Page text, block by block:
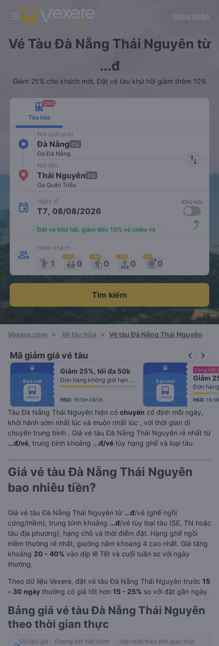
Tải app Vexere ngay!
Nhận ưu đãi thành viên độc
Mở app
Tải app Vexere
-30k/ghế khi đặt vé máy bay qua
Mở app
Đăng nhập
Vé Tàu Đà Nẵng Thái Nguyên từ
...đ
Giảm 25% cho khách mới, Đặt vé tàu khứ hồi giảm thêm 10%
Tàu hỏa
-25%
Nơi xuất phát
Đà Nẵng CŨ
Ga Đà Nẵng
import_export
Nơi đến
Thái Nguyên CŨ
Ga Quán Triều
Ngày đi
T7, 08/08/2026
Khứ hồi
Đặt vé khứ hồi, giảm đến 10% vé chiều về
Hành khách
emoji_people 1 0
-25%
elderly 0
-15%
0
-10%
0
-5%
Tìm kiếm
Vexere.com > Vé tàu hỏa > Vé tàu Đà Nẵng Thái Nguyên
Mã giảm giá vé tàu keyboard_arrow_left keyboard_arrow_right
fiber_manual_record
fiber_manual_record
fiber_manual_record
fiber_manual_record
fiber_manual_record
fiber_manual_record
fiber_manual_record
Bạn mới
Giảm 25%, tối đa 50k
Đơn hàng không giới hạn số lượng vé
HSD: 16:59•24/08
fiber_manual_record
fiber_manual_record
fiber_manual_record
fiber_manual_record
fiber_manual_record
fiber_manual_record
fiber_manual_record
Bạn mới
Đang hết
Giảm
Đơn
HSD:
Tàu Đà Nẵng Thái Nguyên hiện có chuyến cố định mỗi ngày,
khởi hành sớm nhất lúc và muộn nhất lúc , với thời gian di
chuyển trung bình . Giá vé tàu Đà Nẵng Thái Nguyên rẻ nhất từ
...đ/vé, trung bình khoảng ...đ/vé tùy hạng ghế và loại tàu.
Giá vé tàu Đà Nẵng Thái Nguyên
bao nhiêu tiền?
Giá vé tàu Đà Nẵng Thái Nguyên từ ...đ/vé (ghế ngồi
cứng/mềm), trung bình khoảng ...đ/vé tùy loại tàu (SE, TN hoặc
tàu địa phương), hạng chỗ và thời điểm đặt. Hạng ghế ngồi
mềm thường rẻ nhất, giường nằm khoang 4 cao nhất. Giá tăng
khoảng 20 - 40% vào dịp lễ Tết và cuối tuần so với ngày
thường.
Theo dữ liệu Vexere, đặt vé tàu Đà Nẵng Thái Nguyên trước 15
- 30 ngày thường có giá tốt hơn 15 - 25% so với đặt gần ngày.
Bảng giá vé tàu Đà Nẵng Thái Nguyên
theo thời gian thực
Dữ liệu giá
Đường sắt Việt Nam
, cập nhật theo thời gian thực